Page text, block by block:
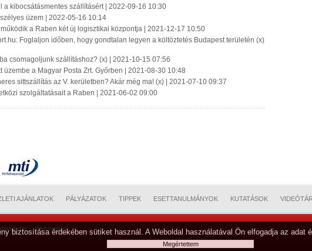
a kibocsátásmentes szállításért | 2022-09-16 10:30
üzem | 2022-05-16 10:14
a Raben két új logisztikai központja | 2021-12-17 10:50
Foglaljon időben, hogy gondtalan legyen a költöztetés Budapest területén (x)
csomagoljunk szállításhoz? (x) | 2021-10-15 07:56
üzembe a Magyar Posta Zrt. Győrben | 2021-08-30 10:48
sittszállítás az V. kerületben? Akár még ma! (x) | 2021-07-10 09:37
szolgáltatásait a Raben | 2021-06-02 09:00
AJÁNLATOK PÁLYÁZATOK TIPPEK ESETTANULMÁNYOK KUTATÁSOK VIDEÓTÁR
Webmester
biztosítása érdekében sütiket használ. A Weboldal használatával Ön elfogadja az